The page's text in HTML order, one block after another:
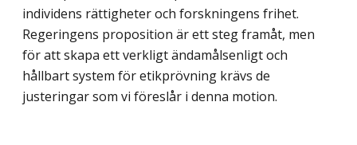
individens rättigheter och forskningens frihet.
Regeringens proposition är ett steg framåt, men
för att skapa ett verkligt ändamålsenligt och
hållbart system för etikprövning krävs de
justeringar som vi föreslår i denna motion.